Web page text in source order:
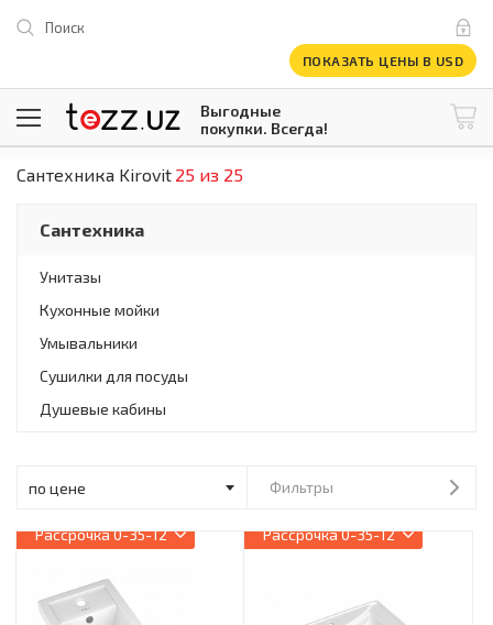
Поиск
ПОКАЗАТЬ ЦЕНЫ В USD
Выгодные
покупки. Всегда!
1 USD = 12 296.16 сум\
Все категории
Компьютеры и оргтехника
Телевизоры
Климатическая техника
Встраиваемая техника
Инструменты и техника
Товары для дома
Красота и здоровье
Климатическая техника
Встраиваемая техника
Крупнобытовая техника
Сантехника Kirovit 25 из 25
Сантехника
Унитазы
Кухонные мойки
Умывальники
Сушилки для посуды
Душевые кабины
Фильтры
Рассрочка0-35-12 Рассрочка0-35-12